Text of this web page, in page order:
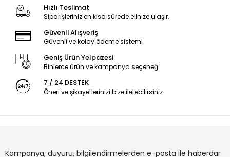
Hızlı Teslimat
Siparişleriniz en kısa sürede elinize ulaşır.
Güvenli Alışveriş
Güvenli ve kolay ödeme sistemi
Geniş Ürün Yelpazesi
Binlerce ürün ve kampanya seçeneği
7 / 24 DESTEK
Öneri ve şikayetlerinizi bize iletebilirsiniz.
Kampanya, duyuru, bilgilendirmelerden e-posta ile haberdar